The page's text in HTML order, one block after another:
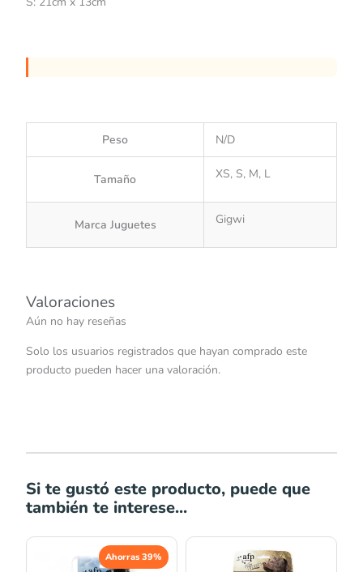
Peso N/D
Tamaño XS, S, M, L
Marca Juguetes Gigwi
Valoraciones
Aún no hay reseñas
Solo los usuarios registrados que hayan comprado este
producto pueden hacer una valoración.
Si te gustó este producto, puede que
también te interese...
Ahorras 39%
precio
El
precio